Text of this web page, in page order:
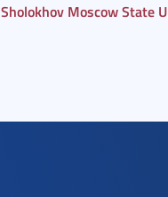
Sholokhov Moscow State